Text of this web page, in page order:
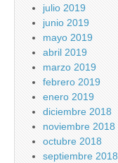
julio 2019
junio 2019
mayo 2019
abril 2019
marzo 2019
febrero 2019
enero 2019
diciembre 2018
noviembre 2018
octubre 2018
septiembre 2018